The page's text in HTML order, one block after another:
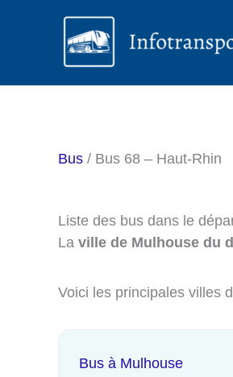
Bus / Bus 68 – Haut-Rhin
Liste des bus dans le
La ville de Mulhouse du
Voici les principales villes
Bus à Mulhouse